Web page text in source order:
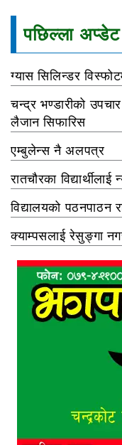
पछिल्ला अप्डेट
ग्यास सिलिन्डर
चन्द्र भण्डारीको
लैजान सिफारिस
एम्बुलेन्स नै अलपत्र
रातचौरका
विद्यालयको पठनपाठन
क्याम्पसलाई रेसुङ्गा